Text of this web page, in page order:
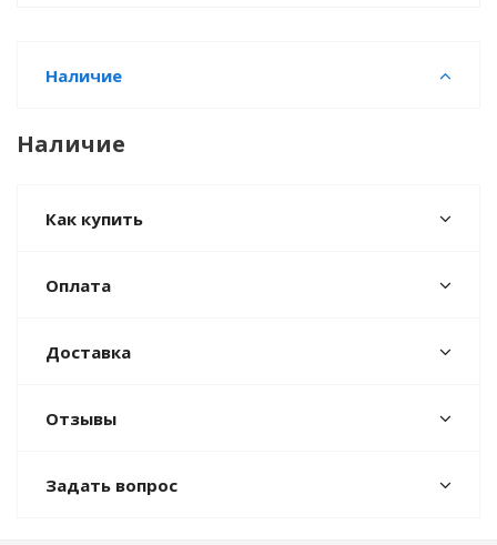
Наличие
Наличие
Как купить
Оплата
Доставка
Отзывы
Задать вопрос